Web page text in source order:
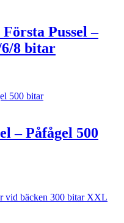
Pussel –
8 bitar
– Påfågel 500